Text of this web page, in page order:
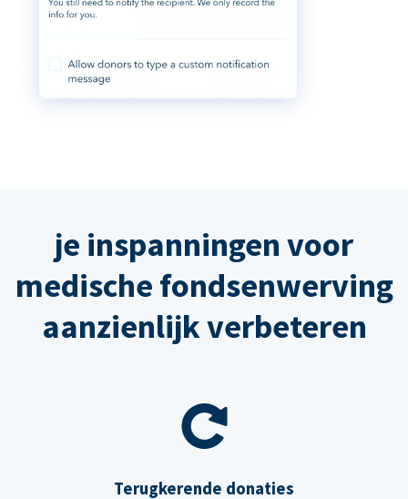
je inspanningen voor
medische fondsenwerving
aanzienlijk verbeteren
Terugkerende donaties